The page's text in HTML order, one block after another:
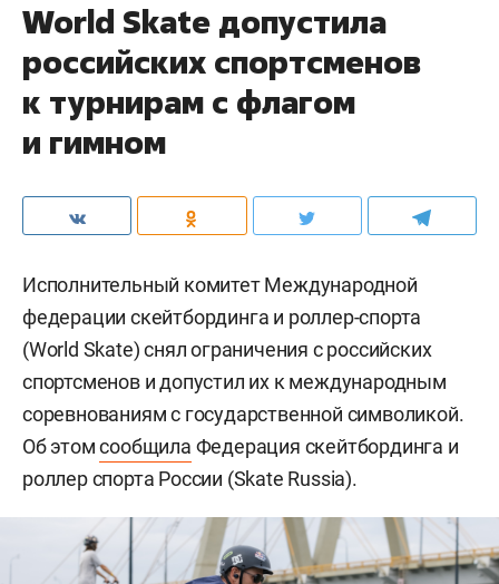
World Skate допустила
российских спортсменов
к турнирам с флагом
и гимном
Исполнительный комитет Международной
федерации скейтбординга и роллер-спорта
(World Skate) снял ограничения с российских
спортсменов и допустил их к международным
соревнованиям с государственной символикой.
Об этомсообщила Федерация скейтбординга и
роллер спорта России (Skate Russia).